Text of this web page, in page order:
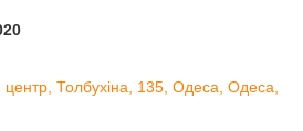
Толбухіна, 135, Одеса, Одеса,